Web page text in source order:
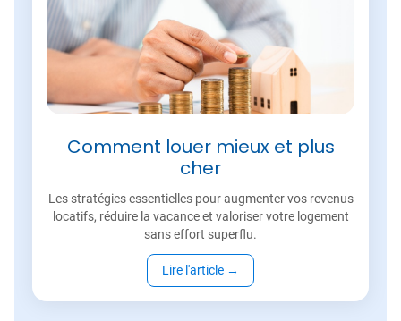
Comment louer mieux et plus
cher
Les stratégies essentielles pour augmenter vos revenus
locatifs, réduire la vacance et valoriser votre logement
sans effort superflu.
Lire l'article →